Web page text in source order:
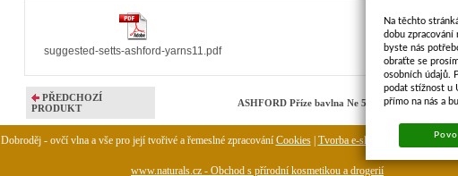
suggested-setts-ashford-yarns11.pdf
PŘEDCHOZÍ
PRODUKT
ASHFORD Příze bavlna Ne 5/2 mercerovaná -
Dobroděj - ovčí vlna a vše pro její tvořivé a řemeslné zpracování Cookies| Tvorba e-shopu pronájem e-
www.naturals.cz - Obchod s přírodní kosmetikou a drogerií
Na těchto
dobu zpracování
byste nás
obraťte se
osobních údajů.
podat stížnost u
přímo na nás a